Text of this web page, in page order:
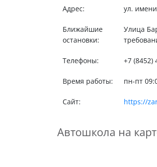
Адрес: ул.
Ближайшие
остановки:
Улица
Телефоны: +7 (8452)
Время работы: пн-пт
Сайт: https://
Автошкола на